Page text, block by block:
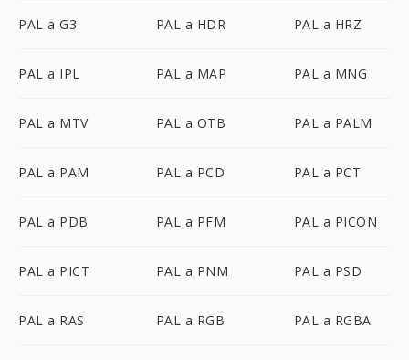
PAL a G3 PAL a HDR PAL a HRZ
PAL a IPL PAL a MAP PAL a MNG
PAL a MTV PAL a OTB PAL a PALM
PAL a PAM PAL a PCD PAL a PCT
PAL a PDB PAL a PFM PAL a PICON
PAL a PICT PAL a PNM PAL a PSD
PAL a RAS PAL a RGB PAL a RGBA